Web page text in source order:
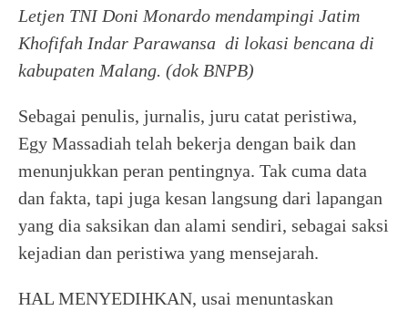
Letjen TNI Doni Monardo mendampingi Jatim
Khofifah Indar Parawansa di lokasi bencana di
kabupaten Malang. (dok BNPB)
Sebagai penulis, jurnalis, juru catat peristiwa,
Egy Massadiah telah bekerja dengan baik dan
menunjukkan peran pentingnya. Tak cuma data
dan fakta, tapi juga kesan langsung dari lapangan
yang dia saksikan dan alami sendiri, sebagai saksi
kejadian dan peristiwa yang mensejarah.
HAL MENYEDIHKAN, usai menuntaskan